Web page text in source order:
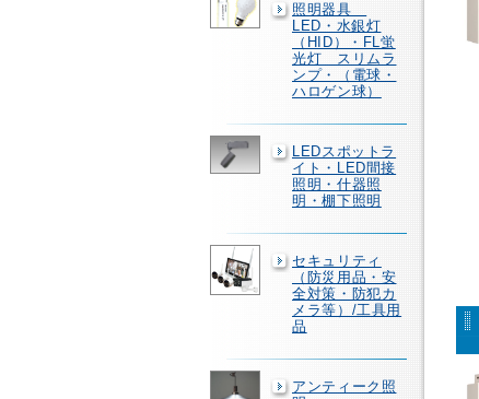
照明器具
LED・水銀灯
（HID）・FL蛍
光灯 スリムラ
ンプ・（電球・
ハロゲン球）
LEDスポットラ
イト・LED間接
照明・什器照
明・棚下照明
セキュリティ
（防災用品・安
全対策・防犯カ
メラ等）/工具用
品
アンティーク照